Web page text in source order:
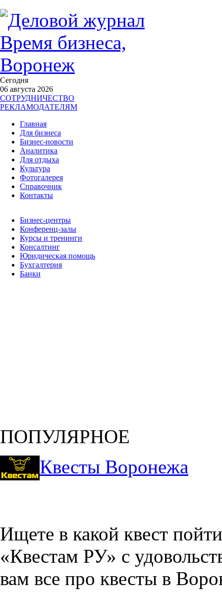
Сегодня
06 августа 2026
СОТРУДНИЧЕСТВО
РЕКЛАМОДАТЕЛЯМ
Главная
Для бизнеса
Бизнес-новости
Аналитика
Для отдыха
Культура
Фотогалерея
Справочник
Контакты
Бизнес-центры
Конференц-залы
Курсы и тренинги
Консалтинг
Юридическая помощь
Бухгалтерия
Банки
ПОПУЛЯРНОЕ
Квесты Воронежа
Ищете в какой квест
«Квестам РУ» с
вам все про квесты в